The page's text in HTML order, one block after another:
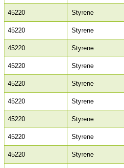
45220 Styrene
45220 Styrene
45220 Styrene
45220 Styrene
45220 Styrene
45220 Styrene
45220 Styrene
45220 Styrene
45220 Styrene